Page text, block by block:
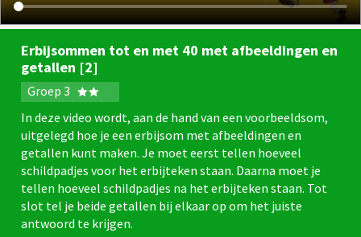
Erbijsommen tot en met 40 met afbeeldingen en
getallen [2]
Groep 3
In deze video wordt, aan de hand van een voorbeeldsom,
uitgelegd hoe je een erbijsom met afbeeldingen en
getallen kunt maken. Je moet eerst tellen hoeveel
schildpadjes voor het erbijteken staan. Daarna moet je
tellen hoeveel schildpadjes na het erbijteken staan. Tot
slot tel je beide getallen bij elkaar op om het juiste
antwoord te krijgen.